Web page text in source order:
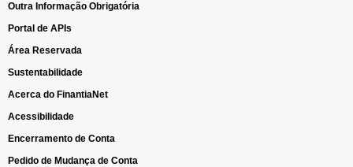
Outra Informação Obrigatória
Portal de APIs
Área Reservada
Sustentabilidade
Acerca do FinantiaNet
Acessibilidade
Encerramento de Conta
Pedido de Mudança de Conta